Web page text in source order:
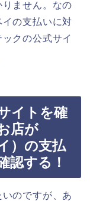
ません。なの
の支払いに対
クの公式サイ
イトを確
店が
）の支払
認する！
のですが、あ